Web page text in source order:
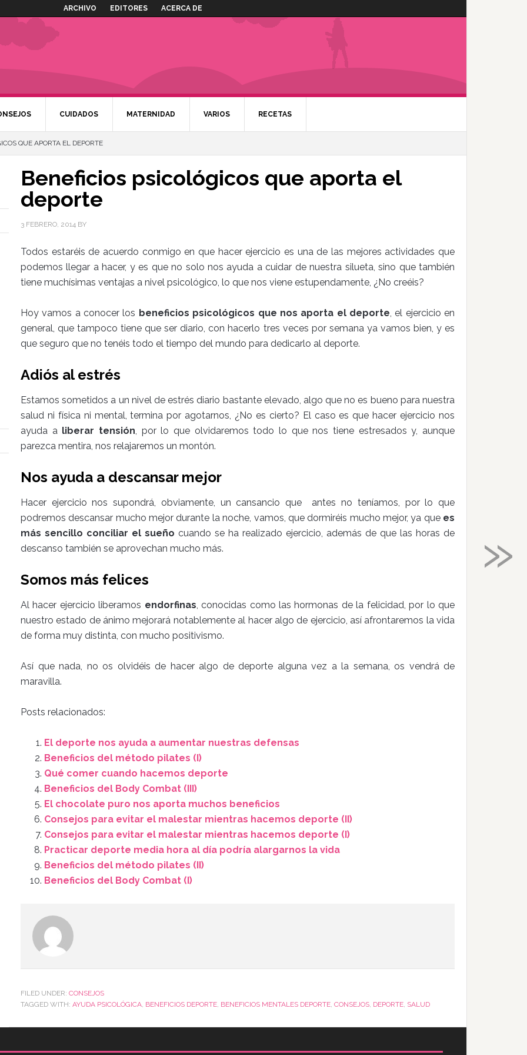
ARCHIVO EDITORES ACERCA DE
CUIDADOS MATERNIDAD VARIOS RECETAS
QUE APORTA EL DEPORTE
Beneficios psicológicos que aporta el
deporte
3 FEBRERO, 2014 BY
Todos estaréis de acuerdo conmigo en que hacer ejercicio es una de las mejores actividades que
podemos llegar a hacer, y es que no solo nos ayuda a cuidar de nuestra silueta, sino que también
tiene muchísimas ventajas a nivel psicológico, lo que nos viene estupendamente, ¿No creéis?
Hoy vamos a conocer los beneficios psicológicos que nos aporta el deporte, el ejercicio en
general, que tampoco tiene que ser diario, con hacerlo tres veces por semana ya vamos bien, y es
que seguro que no tenéis todo el tiempo del mundo para dedicarlo al deporte.
Adiós al estrés
Estamos sometidos a un nivel de estrés diario bastante elevado, algo que no es bueno para nuestra
salud ni física ni mental, termina por agotarnos, ¿No es cierto? El caso es que hacer ejercicio nos
ayuda a liberar tensión, por lo que olvidaremos todo lo que nos tiene estresados y, aunque
parezca mentira, nos relajaremos un montón.
Nos ayuda a descansar mejor
Hacer ejercicio nos supondrá, obviamente, un cansancio que antes no teníamos, por lo que
podremos descansar mucho mejor durante la noche, vamos, que dormiréis mucho mejor, ya que es
más sencillo conciliar el sueño cuando se ha realizado ejercicio, además de que las horas de
descanso también se aprovechan mucho más.
Somos más felices
Al hacer ejercicio liberamos endorfinas, conocidas como las hormonas de la felicidad, por lo que
nuestro estado de ánimo mejorará notablemente al hacer algo de ejercicio, así afrontaremos la vida
de forma muy distinta, con mucho positivismo.
Así que nada, no os olvidéis de hacer algo de deporte alguna vez a la semana, os vendrá de
maravilla.
Posts relacionados:
El deporte nos ayuda a aumentar nuestras defensas
Beneficios del método pilates (I)
Qué comer cuando hacemos deporte
Beneficios del Body Combat (III)
El chocolate puro nos aporta muchos beneficios
Consejos para evitar el malestar mientras hacemos deporte (II)
Consejos para evitar el malestar mientras hacemos deporte (I)
Practicar deporte media hora al día podría alargarnos la vida
Beneficios del método pilates (II)
Beneficios del Body Combat (I)
FILED UNDER: CONSEJOS
TAGGED WITH: AYUDA PSICOLÓGICA, BENEFICIOS DEPORTE, BENEFICIOS MENTALES DEPORTE, CONSEJOS, DEPORTE, SALUD
»